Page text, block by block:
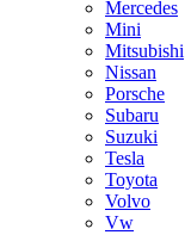
Mercedes
Mini
Mitsubishi
Nissan
Porsche
Subaru
Suzuki
Tesla
Toyota
Volvo
Vw